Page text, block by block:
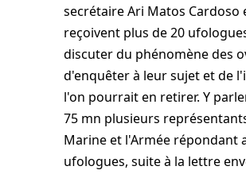
secrétaire Ari Matos Cardoso
reçoivent plus de 20
discuter du phénomène des
d'enquêter à leur sujet et de
l'on pourrait en retirer. Y
75 mn plusieurs
Marine et l'Armée répondant
ufologues, suite à la lettre